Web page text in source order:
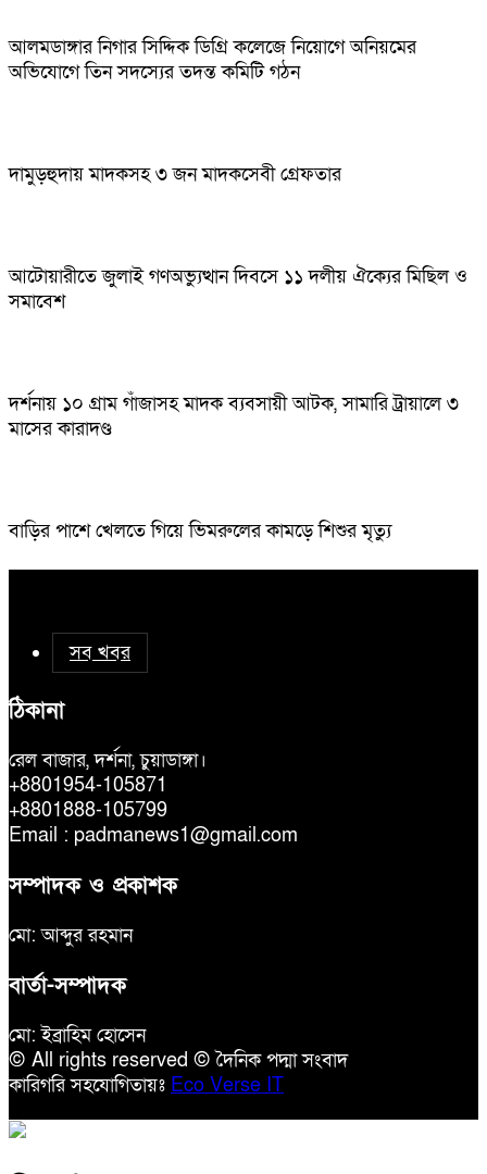
আলমডাঙ্গার নিগার সিদ্দিক ডিগ্রি কলেজে নিয়োগে অনিয়মের
অভিযোগে তিন সদস্যের তদন্ত কমিটি গঠন
দামুড়হুদায় মাদকসহ ৩ জন মাদকসেবী গ্রেফতার
আটোয়ারীতে জুলাই গণঅভ্যুত্থান দিবসে ১১ দলীয় ঐক্যের মিছিল ও
সমাবেশ
দর্শনায় ১০ গ্রাম গাঁজাসহ মাদক ব্যবসায়ী আটক, সামারি ট্রায়ালে ৩
মাসের কারাদণ্ড
বাড়ির পাশে খেলতে গিয়ে ভিমরুলের কামড়ে শিশুর মৃত্যু
সব খবর
ঠিকানা
রেল বাজার, দর্শনা, চুয়াডাঙ্গা।
+8801954-105871
+8801888-105799
Email : padmanews1@gmail.com
সম্পাদক ও প্রকাশক
মো: আব্দুর রহমান
বার্তা-সম্পাদক
মো: ইব্রাহিম হোসেন
© All rights reserved © দৈনিক পদ্মা সংবাদ
কারিগরি সহযোগিতায়ঃ Eco Verse IT